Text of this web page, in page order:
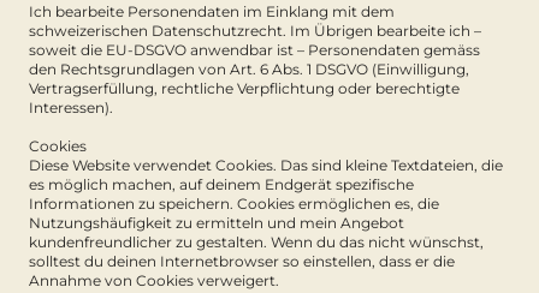
Ich bearbeite Personendaten im Einklang mit dem
schweizerischen Datenschutzrecht. Im Übrigen bearbeite ich –
soweit die EU-DSGVO anwendbar ist – Personendaten gemäss
den Rechtsgrundlagen von Art. 6 Abs. 1 DSGVO (Einwilligung,
Vertragserfüllung, rechtliche Verpflichtung oder berechtigte
Interessen).
Cookies
Diese Website verwendet Cookies. Das sind kleine Textdateien, die
es möglich machen, auf deinem Endgerät spezifische
Informationen zu speichern. Cookies ermöglichen es, die
Nutzungshäufigkeit zu ermitteln und mein Angebot
kundenfreundlicher zu gestalten. Wenn du das nicht wünschst,
solltest du deinen Internetbrowser so einstellen, dass er die
Annahme von Cookies verweigert.